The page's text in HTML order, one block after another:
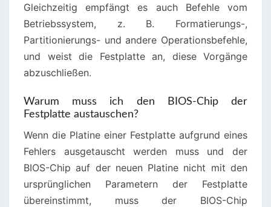
Gleichzeitig empfängt es auch Befehle vom
Betriebssystem, z. B. Formatierungs-,
Partitionierungs- und andere Operationsbefehle,
und weist die Festplatte an, diese Vorgänge
abzuschließen.
Warum muss ich den BIOS-Chip der
Festplatte austauschen?
Wenn die Platine einer Festplatte aufgrund eines
Fehlers ausgetauscht werden muss und der
BIOS-Chip auf der neuen Platine nicht mit den
ursprünglichen Parametern der Festplatte
übereinstimmt, muss der BIOS-Chip